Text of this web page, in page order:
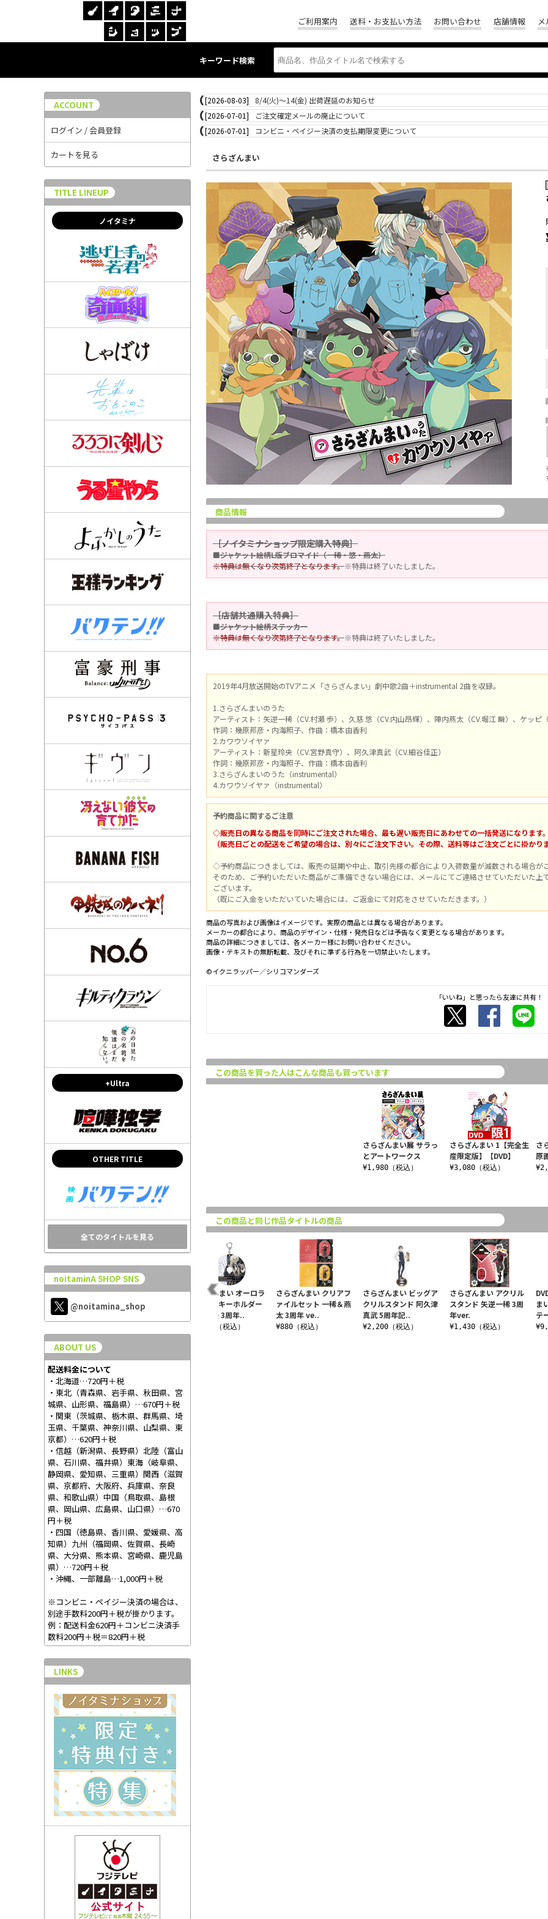
ご利用案内 送料・お支払い方法 お問い合わせ 店舗情報 メ
キーワード検索
ACCOUNT
ログイン / 会員登録
カートを見る
TITLE LINEUP
ノイタミナ
+Ultra
OTHER TITLE
全てのタイトルを見る
noitaminA SHOP SNS
@noitamina_shop
ABOUT US
配送料金について
・北海道…720円＋税
・東北（青森県、岩手県、秋田県、宮
城県、山形県、福島県）…670円＋税
・関東（茨城県、栃木県、群馬県、埼
玉県、千葉県、神奈川県、山梨県、東
京都）…620円＋税
・信越（新潟県、長野県）北陸（富山
県、石川県、福井県）東海（岐阜県、
静岡県、愛知県、三重県）関西（滋賀
県、京都府、大阪府、兵庫県、奈良
県、和歌山県）中国（鳥取県、島根
県、岡山県、広島県、山口県）…670
円＋税
・四国（徳島県、香川県、愛媛県、高
知県）九州（福岡県、佐賀県、長崎
県、大分県、熊本県、宮崎県、鹿児島
県）…720円＋税
・沖縄、一部離島…1,000円＋税
※コンビニ・ペイジー決済の場合は、
別途手数料200円＋税が掛かります。
例：配送料金620円＋コンビニ決済手
数料200円＋税＝820円＋税
LINKS
[2026-08-03]
8/4(火)～14(金) 出荷遅延のお知らせ
[2026-07-01]
ご注文確定メールの廃止について
[2026-07-01]
コンビニ・ペイジー決済の支払期限変更について
さらざんまい
商品情報
［ノイタミナショップ限定購入特典］
■ジャケット絵柄L版ブロマイド（一稀・悠・燕太）
※特典は無くなり次第終了となります。※特典は終了いたしました。
［店舗共通購入特典］
■ジャケット絵柄ステッカー
※特典は無くなり次第終了となります。※特典は終了いたしました。
2019年4月放送開始のTVアニメ「さらざんまい」劇中歌2曲＋instrumental 2曲を収録。
1.さらざんまいのうた
アーティスト：矢逆一稀（CV.村瀬 歩）、久慈 悠（CV.内山昂輝）、陣内燕太（CV.堀江 瞬）、ケッピ（
作詞：幾原邦彦・内海照子、作曲：橋本由香利
2.カワウソイヤァ
アーティスト：新星玲央（CV.宮野真守）、阿久津真武（CV.細谷佳正）
作詞：幾原邦彦・内海照子、作曲：橋本由香利
3.さらざんまいのうた（instrumental）
4.カワウソイヤァ（instrumental）
予約商品に関するご注意
◇販売日の異なる商品を同時にご注文された場合、最も遅い販売日にあわせての一括発送になります。
（販売日ごとの配送をご希望の場合は、別々にご注文下さい。その際、送料等はご注文ごとに掛かり
◇予約商品につきましては、販売の延期や中止、取引先様の都合により入荷数量が減数される場合がご
そのため、ご予約いただいた商品がご準備できない場合には、メールにてご連絡させていただいた
ございます。
（既にご入金をいただいていた場合には、ご返金にて対応をさせていただきます。）
商品の写真および画像はイメージです。実際の商品とは異なる場合があります。
メーカーの都合により、商品のデザイン・仕様・発売日などは予告なく変更となる場合があります。
商品の詳細につきましては、各メーカー様にお問い合わせください。
画像・テキストの無断転載、及びそれに準ずる行為を一切禁止いたします。
©イクニラッパー／シリコマンダーズ
「いいね」と思ったら友達に共有！
この商品を買った人はこんな商品も買っています
さらざんまい 1【完全生
産限定版】【DVD】
¥3,080（税込）
さ
原
さらざんまい展 サラっ
とアートワークス
¥1,980（税込）
この商品と同じ作品タイトルの商品
さらざんまい アクリル
スタンド 矢逆一稀 3周
年ver.
¥1,430（税込）
ま
テ
さらざんまい サラっと
¥2,970（税込）
さらざんまい オーロラ
アクリルキーホルダー
久慈 誓 5周年..
さらざんまい オーロラ
アクリルキーホルダー
新星玲央 3周年..
¥1,320（税込）
さらざんまい クリアフ
ァイルセット 一稀＆燕
太 3周年 ve..
¥880（税込）
さらざんまい ビッグア
クリルスタンド 阿久津
真武 5周年記..
¥2,200（税込）